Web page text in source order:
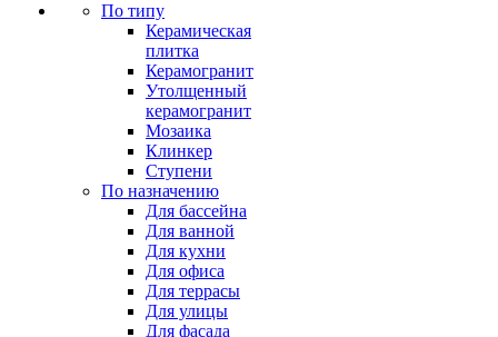
По типу
Керамическая
плитка
Керамогранит
Утолщенный
керамогранит
Мозаика
Клинкер
Ступени
По назначению
Для бассейна
Для ванной
Для кухни
Для офиса
Для террасы
Для улицы
Для фасада